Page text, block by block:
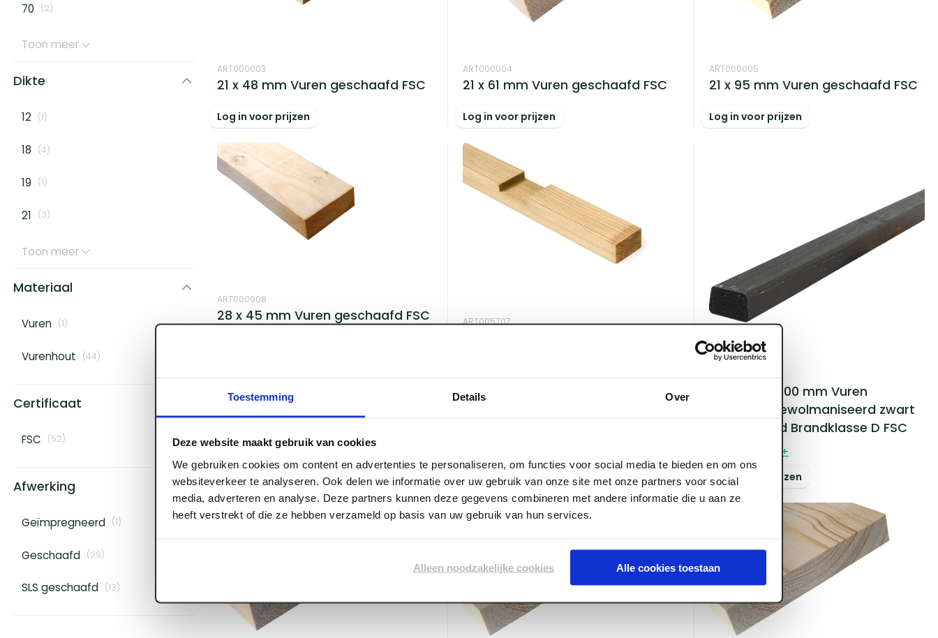
Toestemming Details Over
Deze website maakt gebruik van cookies
We gebruiken cookies om content en advertenties te personaliseren, om functies voor social media te bieden en om ons
websiteverkeer te analyseren. Ook delen we informatie over uw gebruik van onze site met onze partners voor social
media, adverteren en analyse. Deze partners kunnen deze gegevens combineren met andere informatie die u aan ze
heeft verstrekt of die ze hebben verzameld op basis van uw gebruik van hun services.
Alleen noodzakelijke cookies Alle cookies toestaan
ART000003
21 x 48 mm Vuren geschaafd FSC
Log in voor prijzen
ART000004
21 x 61 mm Vuren geschaafd FSC
Log in voor prijzen
ART000005
21 x 95 mm Vuren geschaafd FSC
Log in voor prijzen
ART000008
28 x 45 mm Vuren geschaafd FSC
Log in voor prijzen
ART005707
Log in voor prijzen
28 x 45 x 4200 mm Vuren
Achterlat gewolmaniseerd zwart
afgeschuind Brandklasse D FSC
+
Log in voor prijzen
70 (2)
Toon meer
Dikte
12 (1)
18 (4)
19 (1)
21 (3)
Toon meer
Materiaal
Vuren (1)
Vurenhout (44)
Certificaat
FSC (52)
Afwerking
Geïmpregneerd (1)
Geschaafd (29)
SLS geschaafd (13)